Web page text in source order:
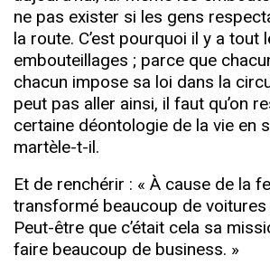
ne pas exister si les gens
la route. C’est pourquoi il y a tout
embouteillages ; parce que
chacun impose sa loi dans la
peut pas aller ainsi, il faut qu’on
certaine déontologie de la vie en
martèle-t-il.
Et de renchérir : « À cause de la
transformé beaucoup de voitures
Peut-être que c’était cela sa
faire beaucoup de business. »